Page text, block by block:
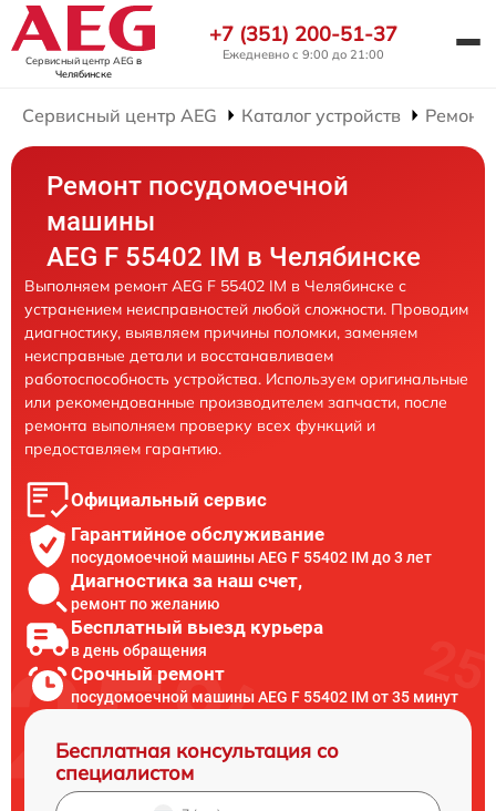
Сервисный центр AEG в
Челябинске
+7 (351) 200-51-37
Ежедневно с 9:00 до 21:00
Сервисный центр AEG Каталог устройств Ремонт
Ремонт посудомоечной
машины
AEG F 55402 IM в Челябинске
Выполняем ремонт AEG F 55402 IM в Челябинске с
устранением неисправностей любой сложности. Проводим
диагностику, выявляем причины поломки, заменяем
неисправные детали и восстанавливаем
работоспособность устройства. Используем оригинальные
или рекомендованные производителем запчасти, после
ремонта выполняем проверку всех функций и
предоставляем гарантию.
Официальный сервис
Гарантийное обслуживание
посудомоечной машины AEG F 55402 IM до 3 лет
Диагностика за наш счет,
ремонт по желанию
Бесплатный выезд курьера
в день обращения
Срочный ремонт
посудомоечной машины AEG F 55402 IM от 35 минут
Бесплатная консультация со
специалистом